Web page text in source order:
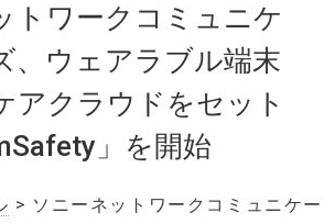
トワークコミュニケ
、ウェアラブル端末
アクラウドをセット
」を開始
> ソニーネットワークコミュニケー